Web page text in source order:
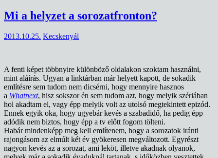
Mi a helyzet a sorozatfronton?
2013.10.25. Kecskenyál
A fenti képet többnyire különböző oldalakon szoktam használni,
mint aláírás. Ugyan a linktárban már helyett kapott, de sokadik
említésre sem tudom nem dicsérni, hogy mennyire hasznos
a Whatnext, hisz sokszor én sem tudom azt, hogy melyik szériában
hol akadtam el, vagy épp melyik volt az utolsó megtekintett epizód.
Ennek egyik oka, hogy ugyebár kevés a szabadidő, ha pedig épp
adódik nem biztos, hogy épp a tv előtt fogom tölteni.
Habár mindenképp meg kell említenem, hogy a sorozatok iránti
rajongásom az elmúlt két év gyökeresen megváltozott. Egyrészt
nagyon kevés az a sorozat, ami leköt, illetve akadnak olyanok,